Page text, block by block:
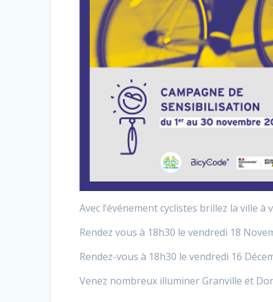
Avec l’événement cyclistes brillez la ville
Rendez vous à 18h30 le vendredi 18
Rendez-vous à 18h30 le vendredi 16
Venez nombreux illuminer Granville et